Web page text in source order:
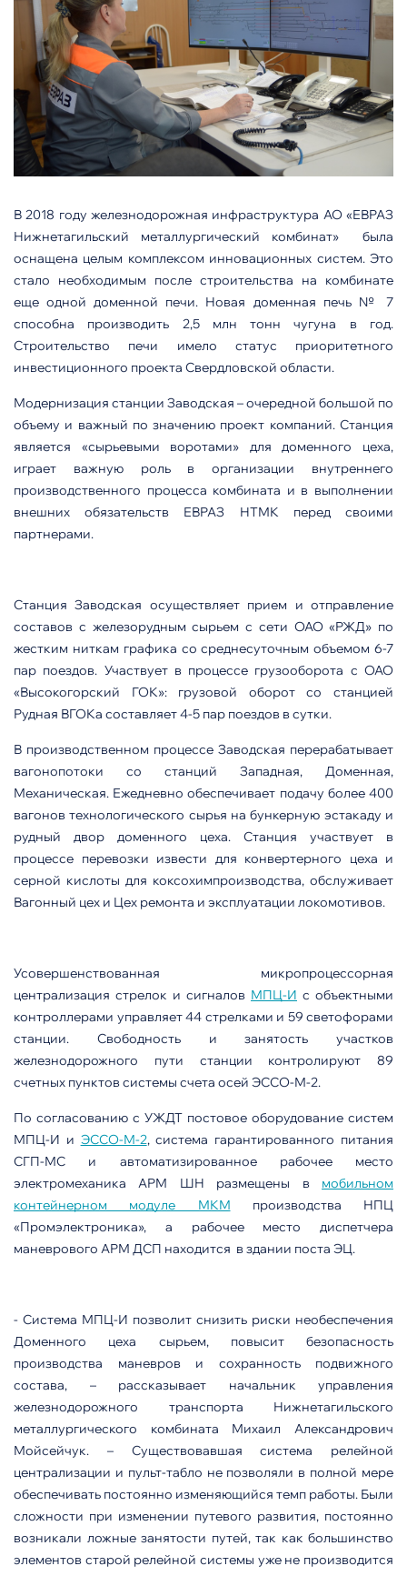
В 2018 году железнодорожная инфраструктура АО «ЕВРАЗ
Нижнетагильский металлургический комбинат» была
оснащена целым комплексом инновационных систем. Это
стало необходимым после строительства на комбинате
еще одной доменной печи. Новая доменная печь № 7
способна производить 2,5 млн тонн чугуна в год.
Строительство печи имело статус приоритетного
инвестиционного проекта Свердловской области.
Модернизация станции Заводская – очередной большой по
объему и важный по значению проект компаний. Станция
является «сырьевыми воротами» для доменного цеха,
играет важную роль в организации внутреннего
производственного процесса комбината и в выполнении
внешних обязательств ЕВРАЗ НТМК перед своими
партнерами.
Станция Заводская осуществляет прием и отправление
составов с железорудным сырьем с сети ОАО «РЖД» по
жестким ниткам графика со среднесуточным объемом 6-7
пар поездов. Участвует в процессе грузооборота с ОАО
«Высокогорский ГОК»: грузовой оборот со станцией
Рудная ВГОКа составляет 4-5 пар поездов в сутки.
В производственном процессе Заводская перерабатывает
вагонопотоки со станций Западная, Доменная,
Механическая. Ежедневно обеспечивает подачу более 400
вагонов технологического сырья на бункерную эстакаду и
рудный двор доменного цеха. Станция участвует в
процессе перевозки извести для конвертерного цеха и
серной кислоты для коксохимпроизводства, обслуживает
Вагонный цех и Цех ремонта и эксплуатации локомотивов.
Усовершенствованная микропроцессорная
централизация стрелок и сигналов МПЦ-И с объектными
контроллерами управляет 44 стрелками и 59 светофорами
станции. Свободность и занятость участков
железнодорожного пути станции контролируют 89
счетных пунктов системы счета осей ЭССО-М-2.
По согласованию с УЖДТ постовое оборудование систем
МПЦ-И и ЭССО-М-2, система гарантированного питания
СГП-МС и автоматизированное рабочее место
электромеханика АРМ ШН размещены в мобильном
контейнерном модуле МКМ производства НПЦ
«Промэлектроника», а рабочее место диспетчера
маневрового АРМ ДСП находится в здании поста ЭЦ.
- Система МПЦ-И позволит снизить риски необеспечения
Доменного цеха сырьем, повысит безопасность
производства маневров и сохранность подвижного
состава, – рассказывает начальник управления
железнодорожного транспорта Нижнетагильского
металлургического комбината Михаил Александрович
Мойсейчук. – Существовавшая система релейной
централизации и пульт-табло не позволяли в полной мере
обеспечивать постоянно изменяющийся темп работы. Были
сложности при изменении путевого развития, постоянно
возникали ложные занятости путей, так как большинство
элементов старой релейной системы уже не производится